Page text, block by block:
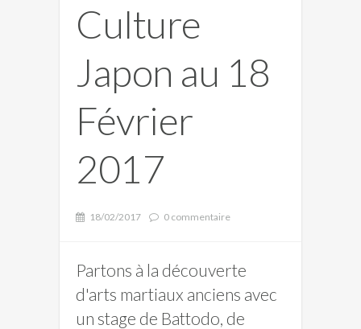
Culture
Japon au 18
Février
2017
18/02/2017 0 commentaire
Partons à la découverte
d'arts martiaux anciens avec
un stage de Battodo, de